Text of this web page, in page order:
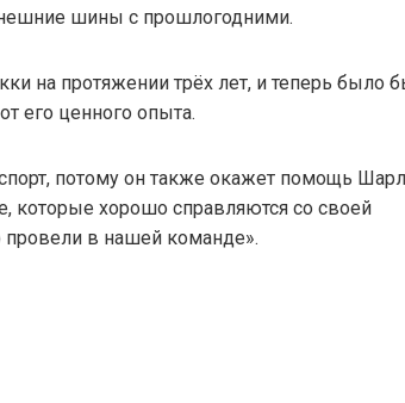
шины с прошлогодними.
на протяжении трёх лет, и теперь было
его ценного опыта.
потому он также окажет помощь
которые хорошо справляются со своей
провели в нашей команде».